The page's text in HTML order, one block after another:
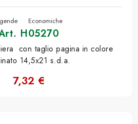
Economiche
H05270
con taglio pagina in colore
14,5x21 s.d.a.
7,32 €